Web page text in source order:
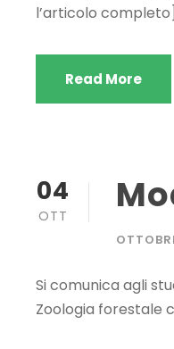
l’articolo completo]
Read More
04
OTT
Si comunica agli
Zoologia forestale